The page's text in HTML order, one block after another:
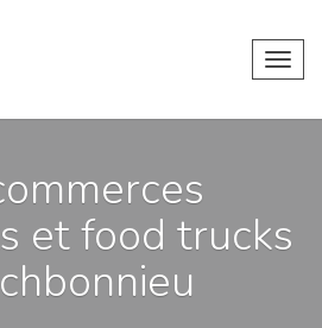
et food trucks